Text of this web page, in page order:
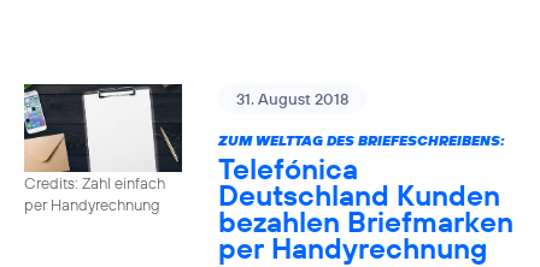
Credits: Zahl einfach
per Handyrechnung
31. August 2018
ZUM WELTTAG DES BRIEFESCHREIBENS:
Telefónica
Deutschland Kunden
bezahlen Briefmarken
per Handyrechnung